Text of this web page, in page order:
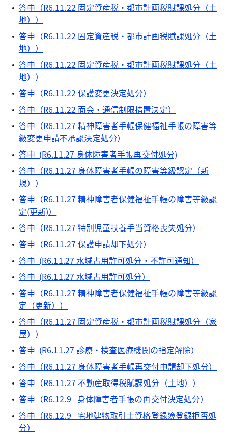
答申（R6.11.22 固定資産税・都市計画税賦課処分（土
地））
答申（R6.11.22 固定資産税・都市計画税賦課処分（土
地））
答申（R6.11.22 固定資産税・都市計画税賦課処分（土
地））
答申（R6.11.22 保護変更決定処分）
答申（R6.11.22 面会・通信制限措置決定）
答申（R6.11.27 精神障害者手帳保健福祉手帳の障害等
級変更申請不承認決定処分）
答申 (R6.11.27 身体障害者手帳再交付処分)
答申（R6.11.27 身体障害者手帳の障害等級認定（新
規））
答申（R6.11.27 精神障害者保健福祉手帳の障害等級認
定(更新)）
答申（R6.11.27 特別児童扶養手当資格喪失処分）
答申（R6.11.27 保護申請却下処分）
答申 (R6.11.27 水域占用許可処分・不許可通知）
答申 (R6.11.27 水域占用許可処分）
答申（R6.11.27 精神障害者保健福祉手帳の障害等級認
定（更新））
答申（R6.11.27 固定資産税・都市計画税賦課処分（家
屋））
答申 (R6.11.27 診療・検査医療機関の指定解除）
答申（R6.11.27 身体障害者手帳再交付申請却下処分）
答申（R6.11.27 不動産取得税賦課処分（土地））
答申（R6.12.9 身体障害者手帳の再交付決定処分）
答申（R6.12.9 宅地建物取引士資格登録簿登録拒否処
分）